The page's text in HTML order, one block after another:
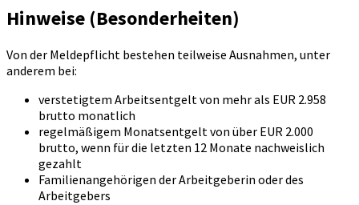
Hinweise (Besonderheiten)
Von der Meldepflicht bestehen teilweise Ausnahmen, unter
anderem bei:
verstetigtem Arbeitsentgelt von mehr als EUR 2.958
brutto monatlich
regelmäßigem Monatsentgelt von über EUR 2.000
brutto, wenn für die letzten 12 Monate nachweislich
gezahlt
Familienangehörigen der Arbeitgeberin oder des
Arbeitgebers